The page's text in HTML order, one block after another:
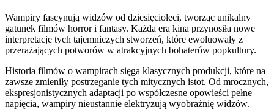
Wampiry fascynują widzów od dziesięcioleci, tworząc unikalny
gatunek filmów horror i fantasy. Każda era kina przynosiła nowe
interpretacje tych tajemniczych stworzeń, które ewoluowały z
przerażających potworów w atrakcyjnych bohaterów popkultury.
Historia filmów o wampirach sięga klasycznych produkcji, które na
zawsze zmieniły postrzeganie tych mitycznych istot. Od mrocznych,
ekspresjonistycznych adaptacji po współczesne opowieści pełne
napięcia, wampiry nieustannie elektryzują wyobraźnię widzów.